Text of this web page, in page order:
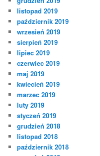
listopad 2019
październik 2019
wrzesień 2019
sierpień 2019
lipiec 2019
czerwiec 2019
maj 2019
kwiecień 2019
marzec 2019
luty 2019
styczeń 2019
grudzień 2018
listopad 2018
październik 2018